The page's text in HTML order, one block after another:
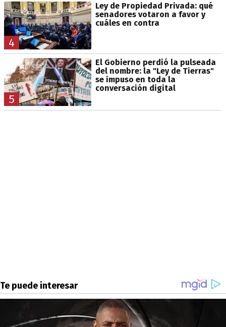
4
Ley de Propiedad Privada: qué
senadores votaron a favor y
cuáles en contra
5
El Gobierno perdió la pulseada
del nombre: la "Ley de Tierras"
se impuso en toda la
conversación digital